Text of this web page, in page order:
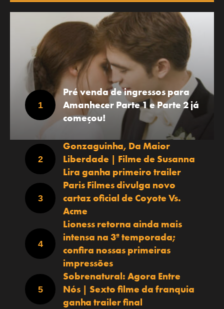
Pré venda de ingressos para
Amanhecer Parte 1 e Parte 2 já
começou!
Gonzaguinha, Da Maior
Liberdade | Filme de Susanna
Lira ganha primeiro trailer
Paris Filmes divulga novo
cartaz oficial de Coyote Vs.
Acme
Lioness retorna ainda mais
intensa na 3ª temporada;
confira nossas primeiras
impressões
Sobrenatural: Agora Entre
Nós | Sexto filme da franquia
ganha trailer final